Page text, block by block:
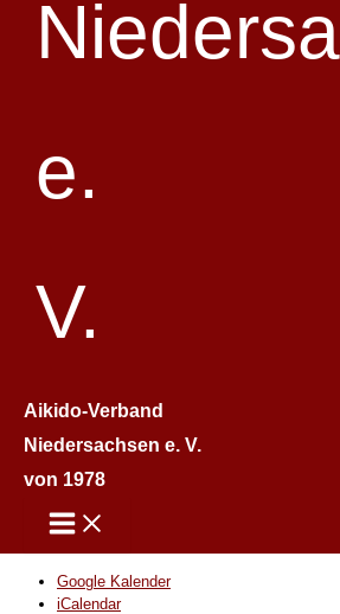
Aikido-Verband
Niedersachsen e. V.
von 1978
Zum Kalender hinzufügen
Google Kalender
iCalendar